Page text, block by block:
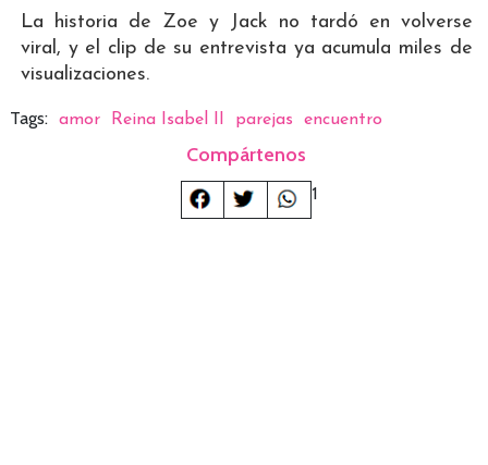
La historia de Zoe y Jack no tardó en volverse
viral, y el clip de su entrevista ya acumula miles de
visualizaciones.
Tags: amor Reina Isabel II parejas encuentro
Compártenos
1